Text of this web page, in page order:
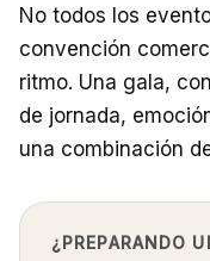
No todos los
convención
ritmo. Una gala,
de jornada,
una combinación
¿PREPARANDO